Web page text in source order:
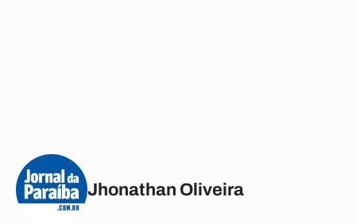
Jhonathan Oliveira